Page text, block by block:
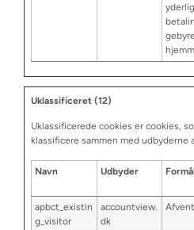
Uklassificeret (12)
Uklassificerede cookies er cookies,
klassificere sammen med udbyderne
Navn Udbyder
apbct_existin
g_visitor
accountview.
dk